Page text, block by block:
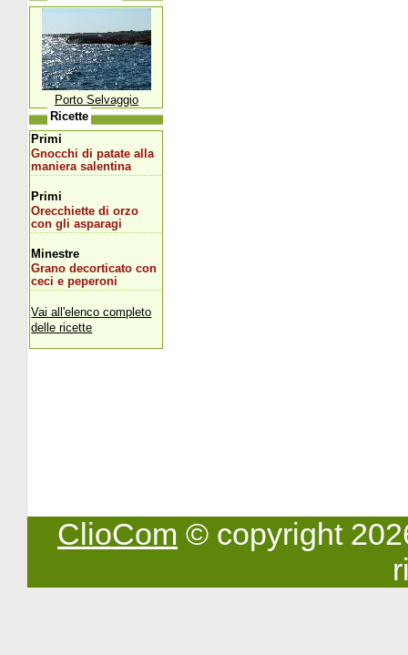
Porto Selvaggio
Ricette
Primi
Gnocchi di patate alla
maniera salentina
Primi
Orecchiette di orzo
con gli asparagi
Minestre
Grano decorticato con
ceci e peperoni
Vai all'elenco completo
delle ricette
ClioCom © copyright